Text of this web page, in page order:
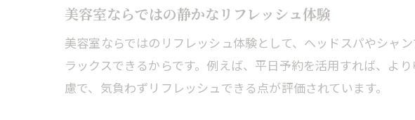
美容室初
静かに過
美容室ならではの静かなリフレッシュ体験
美容室ならではのリフレッシュ体験として、ヘッドスパやシャ
ラックスできるからです。例えば、平日予約を活用すれば、よ
慮で、気負わずリフレッシュできる点が評価されています。